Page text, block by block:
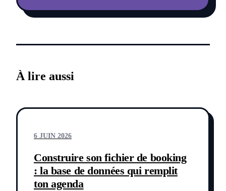
À lire aussi
6 JUIN 2026
Construire son fichier de booking
: la base de données qui remplit
ton agenda